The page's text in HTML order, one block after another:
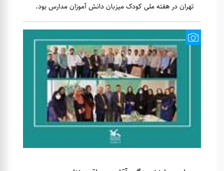
تهران در هفته ملی کودک میزبان دانش آموزان مدارس بود.